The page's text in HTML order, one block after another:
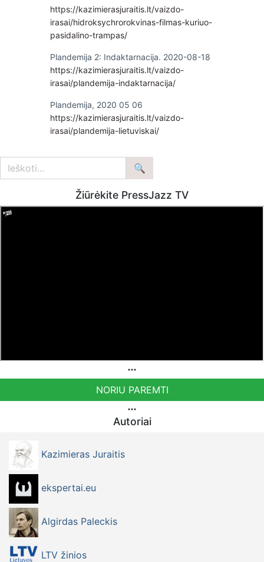
https://kazimierasjuraitis.lt/vaizdo-
irasai/hidroksychrorokvinas-filmas-kuriuo-
pasidalino-trampas/
Plandemija 2: Indaktarnacija. 2020-08-18
https://kazimierasjuraitis.lt/vaizdo-
irasai/plandemija-indaktarnacija/
Plandemija, 2020 05 06
https://kazimierasjuraitis.lt/vaizdo-
irasai/plandemija-lietuviskai/
Žiūrėkite PressJazz TV
NORIU PAREMTI
Autoriai
Kazimieras Juraitis
ekspertai.eu
Algirdas Paleckis
LTV žinios